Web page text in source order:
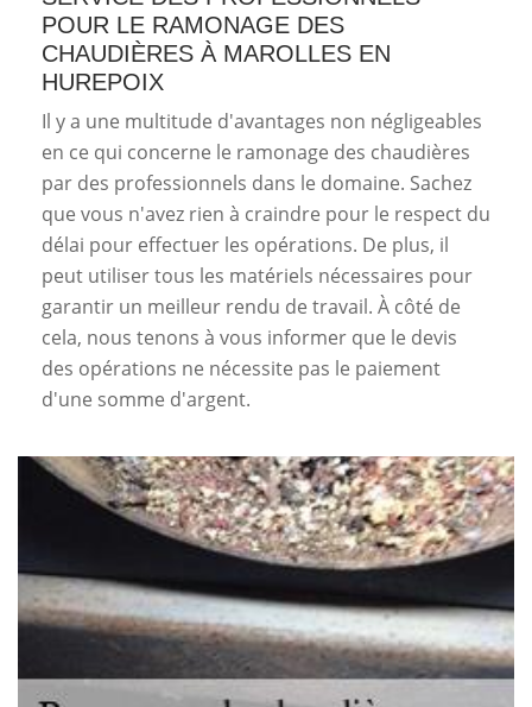
POUR LE RAMONAGE DES
CHAUDIÈRES À MAROLLES EN
HUREPOIX
Il y a une multitude d'avantages non négligeables
en ce qui concerne le ramonage des chaudières
par des professionnels dans le domaine. Sachez
que vous n'avez rien à craindre pour le respect du
délai pour effectuer les opérations. De plus, il
peut utiliser tous les matériels nécessaires pour
garantir un meilleur rendu de travail. À côté de
cela, nous tenons à vous informer que le devis
des opérations ne nécessite pas le paiement
d'une somme d'argent.